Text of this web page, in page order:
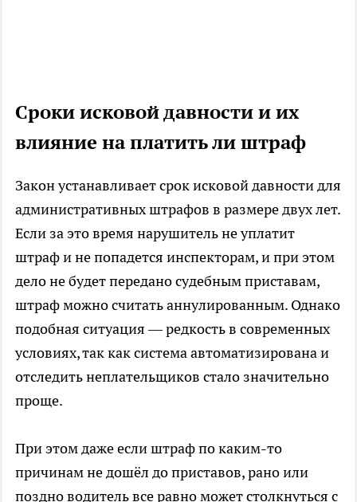
Сроки исковой давности и их
влияние на платить ли штраф
Закон устанавливает срок исковой давности для
административных штрафов в размере двух лет.
Если за это время нарушитель не уплатит
штраф и не попадется инспекторам, и при этом
дело не будет передано судебным приставам,
штраф можно считать аннулированным. Однако
подобная ситуация — редкость в современных
условиях, так как система автоматизирована и
отследить неплательщиков стало значительно
проще.
При этом даже если штраф по каким-то
причинам не дошёл до приставов, рано или
поздно водитель все равно может столкнуться с